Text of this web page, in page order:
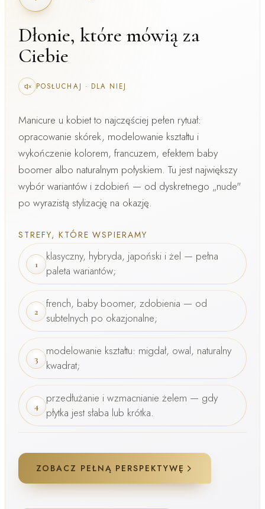
Dłonie, które mówią za
Ciebie
POSŁUCHAJ · DLA NIEJ
Manicure u kobietto najczęściej pełen rytuał:
opracowanie skórek, modelowanie kształtu i
wykończenie kolorem, francuzem, efektem baby
boomer albo naturalnym połyskiem. Tu jest największy
wybór wariantów i zdobień — od dyskretnego „nude"
po wyrazistą stylizację na okazję.
STREFY, KTÓRE WSPIERAMY
1
klasyczny, hybryda, japoński i żel — pełna
paleta wariantów;
2
french, baby boomer, zdobienia — od
subtelnych po okazjonalne;
3
modelowanie kształtu: migdał, owal, naturalny
kwadrat;
4
przedłużanie i wzmacnianie żelem — gdy
płytka jest słaba lub krótka.
ZOBACZ PEŁNĄ PERSPEKTYWĘ